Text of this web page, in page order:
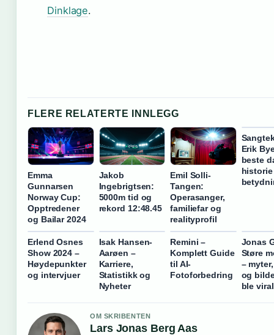
Dinklage.
FLERE RELATERTE INNLEGG
Emma
Gunnarsen
Norway Cup:
Opptredener
og Bailar 2024
Jakob
Ingebrigtsen:
5000m tid og
rekord 12:48.45
Emil Solli-
Tangen:
Operasanger,
familiefar og
realityprofil
Erik
beste
Erlend Osnes
Show 2024 –
Høydepunkter
og intervjuer
Isak Hansen-
Aarøen –
Karriere,
Statistikk og
Nyheter
Remini –
Komplett Guide
til AI-
Fotoforbedring
Jonas
Støre
–
og
ble
OM SKRIBENTEN
Lars Jonas Berg Aas